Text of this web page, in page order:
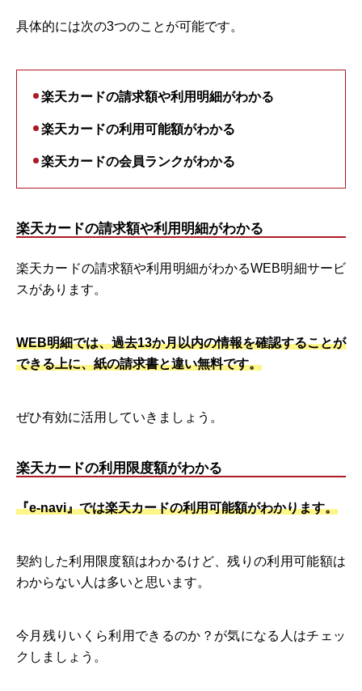
具体的には次の3つのことが可能です。
楽天カードの請求額や利用明細がわかる
楽天カードの利用可能額がわかる
楽天カードの会員ランクがわかる
楽天カードの請求額や利用明細がわかる
楽天カードの請求額や利用明細がわかるWEB明細サービ
スがあります。
WEB明細では、過去13か月以内の情報を確認することが
できる上に、紙の請求書と違い無料です。
ぜひ有効に活用していきましょう。
楽天カードの利用限度額がわかる
『e-navi』では楽天カードの利用可能額がわかります。
契約した利用限度額はわかるけど、残りの利用可能額は
わからない人は多いと思います。
今月残りいくら利用できるのか？が気になる人はチェッ
クしましょう。